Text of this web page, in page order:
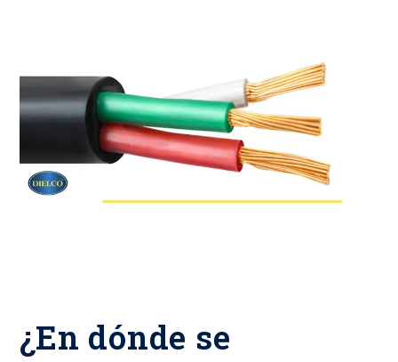
¿En dónde se